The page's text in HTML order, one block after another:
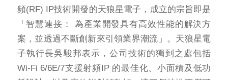
頻(RF) IP技術開發的天狼星電子，成立的宗旨即是
「智慧連接： 為產業開發具有高效性能的解決方
案，並透過不斷創新來引領業界潮流」。天狼星電
子執行長吳駿邦表示，公司技術的獨到之處包括
Wi-Fi 6/6E/7支援射頻IP 的最佳化、小面積及低功